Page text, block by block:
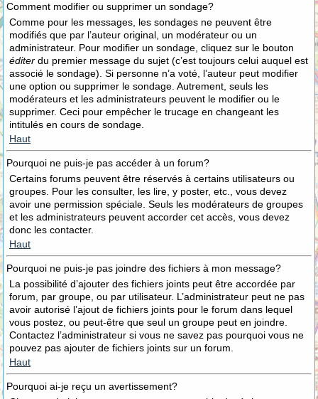
Comment modifier ou supprimer un sondage?
Comme pour les messages, les sondages ne peuvent être
modifiés que par l’auteur original, un modérateur ou un
administrateur. Pour modifier un sondage, cliquez sur le bouton
éditer du premier message du sujet (c’est toujours celui auquel est
associé le sondage). Si personne n’a voté, l’auteur peut modifier
une option ou supprimer le sondage. Autrement, seuls les
modérateurs et les administrateurs peuvent le modifier ou le
supprimer. Ceci pour empêcher le trucage en changeant les
intitulés en cours de sondage.
Haut
Pourquoi ne puis-je pas accéder à un forum?
Certains forums peuvent être réservés à certains utilisateurs ou
groupes. Pour les consulter, les lire, y poster, etc., vous devez
avoir une permission spéciale. Seuls les modérateurs de groupes
et les administrateurs peuvent accorder cet accès, vous devez
donc les contacter.
Haut
Pourquoi ne puis-je pas joindre des fichiers à mon message?
La possibilité d’ajouter des fichiers joints peut être accordée par
forum, par groupe, ou par utilisateur. L’administrateur peut ne pas
avoir autorisé l’ajout de fichiers joints pour le forum dans lequel
vous postez, ou peut-être que seul un groupe peut en joindre.
Contactez l’administrateur si vous ne savez pas pourquoi vous ne
pouvez pas ajouter de fichiers joints sur un forum.
Haut
Pourquoi ai-je reçu un avertissement?